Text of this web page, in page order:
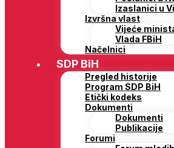
Izaslanici u
Izvršna vlast
Vijeće
Vlada FBiH
Načelnici
SDP BiH
Pregled historije
Program SDP BiH
Etički kodeks
Dokumenti
Dokumenti
Publikacije
Forumi